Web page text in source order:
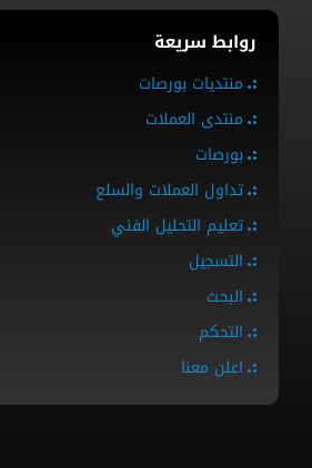
روابط سريعة
منتديات بورصات
منتدى العملات
بورصات
تداول العملات والسلع
تعليم التحليل الفني
التسجيل
البحث
التحكم
اعلن معنا